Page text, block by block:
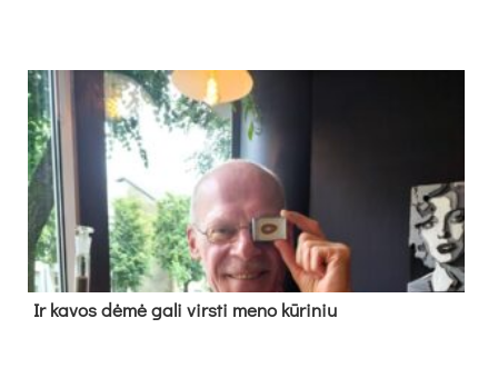
Ir ka­vos dė­mė ga­li virs­ti me­no kū­ri­niu